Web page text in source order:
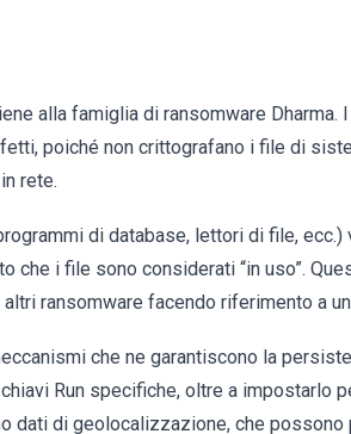
alla famiglia di ransomware Dharma.
poiché non crittografano i file di
rete.
di database, lettori di file, ecc.)
i file sono considerati “in uso”.
ransomware facendo riferimento a
che ne garantiscono la
Run specifiche, oltre a impostarlo
dati di geolocalizzazione, che